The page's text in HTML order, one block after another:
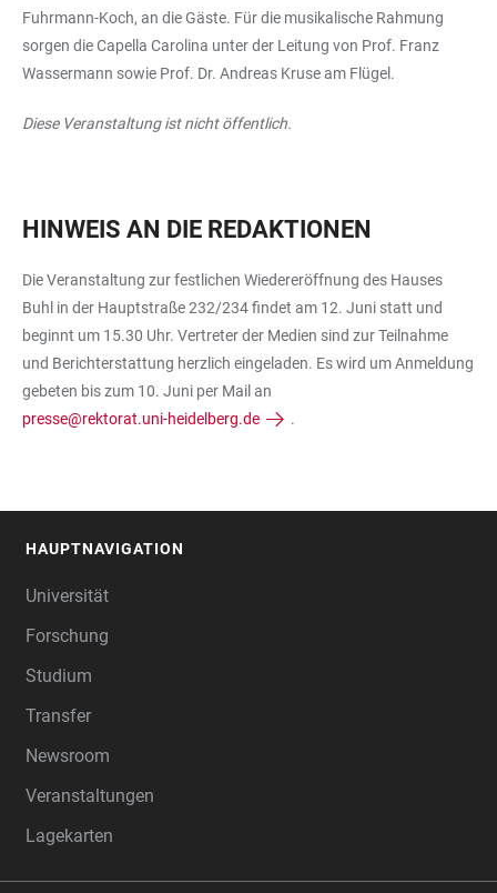
Fuhrmann-Koch, an die Gäste. Für die musikalische Rahmung
sorgen die Capella Carolina unter der Leitung von Prof. Franz
Wassermann sowie Prof. Dr. Andreas Kruse am Flügel.
Diese Veranstaltung ist nicht öffentlich.
HINWEIS AN DIE REDAKTIONEN
Die Veranstaltung zur festlichen Wiedereröffnung des Hauses
Buhl in der Hauptstraße 232/234 findet am 12. Juni statt und
beginnt um 15.30 Uhr. Vertreter der Medien sind zur Teilnahme
und Berichterstattung herzlich eingeladen. Es wird um Anmeldung
gebeten bis zum 10. Juni per Mail an
presse@rektorat.uni-heidelberg.de
.
HAUPTNAVIGATION
Universität
Forschung
Studium
Transfer
Newsroom
Veranstaltungen
Lagekarten